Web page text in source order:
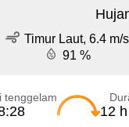
Timur Laut, 6.4 m/s
91 %
tenggelam
12